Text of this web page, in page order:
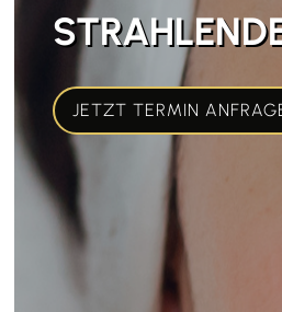
JETZT TERMIN